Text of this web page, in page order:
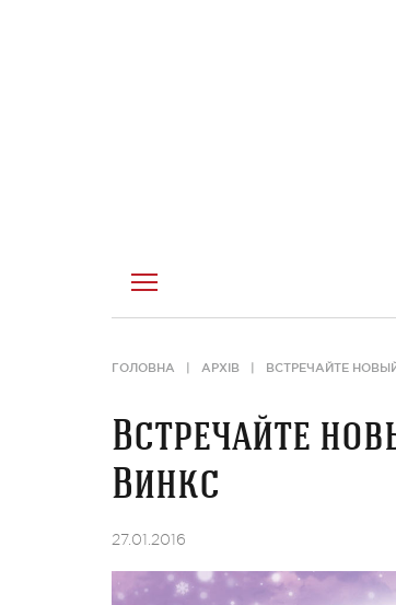
ГОЛОВНА АРХІВ ВСТРЕЧАЙТЕ
Встречайте
Винкс
27.01.2016